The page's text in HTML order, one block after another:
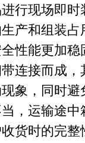
行现场即
产和组装
性能更加
连接而成
象，同时
，运输途
货时的完